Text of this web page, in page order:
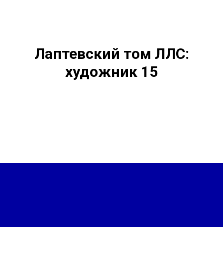
Лаптевский том ЛЛС:
художник 15